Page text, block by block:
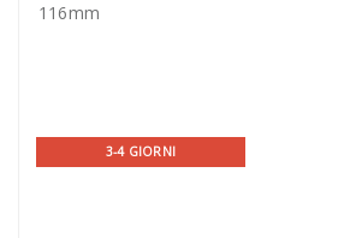
116mm
3-4 GIORNI